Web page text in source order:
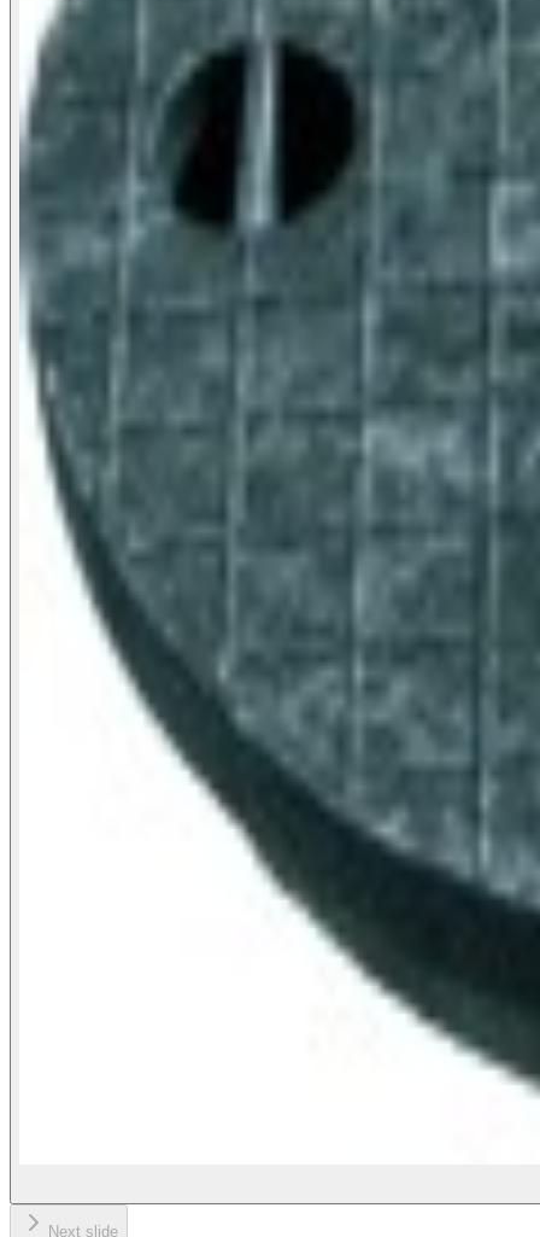
Next slide